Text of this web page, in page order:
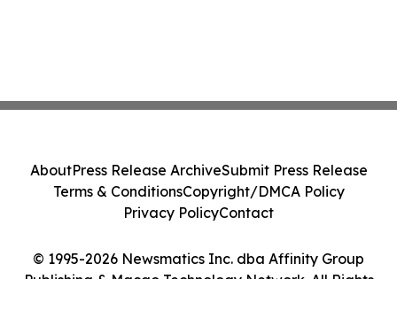
© 1995-2026 Newsmatics Inc. dba Affinity Group
Publishing & Macao Technology Network. All Rights
AboutPress Release ArchiveSubmit Press Release
Terms & ConditionsCopyright/DMCA Policy
Privacy PolicyContact